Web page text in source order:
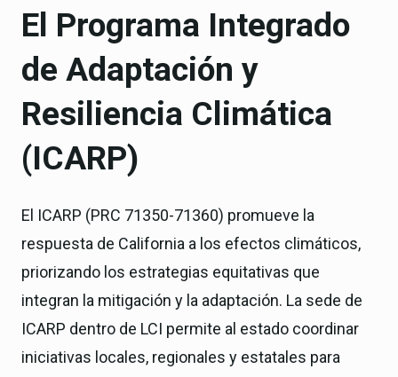
El Programa Integrado
de Adaptación y
Resiliencia Climática
(ICARP)
El ICARP (PRC 71350-71360) promueve la
respuesta de California a los efectos climáticos,
priorizando los estrategias equitativas que
integran la mitigación y la adaptación. La sede de
ICARP dentro de LCI permite al estado coordinar
iniciativas locales, regionales y estatales para